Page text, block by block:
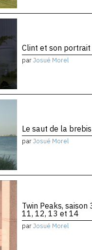
Clint et son portrait
parJosué Morel
Le saut de la brebis
parJosué Morel
Twin Peaks, saison
11, 12, 13 et 14
parJosué Morel